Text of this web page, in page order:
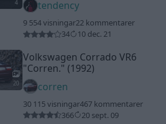
4
tendency
9 554 visningar22 kommentarer
34
10 dec. 21
20
Volkswagen Corrado VR6
"Corren." (1992)
corren
30 115 visningar467 kommentarer
366
20 sept. 09